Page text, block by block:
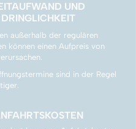
UND
DRINGLICHKEIT
außerhalb der regulären
können einen Aufpreis von
sind in der Regel